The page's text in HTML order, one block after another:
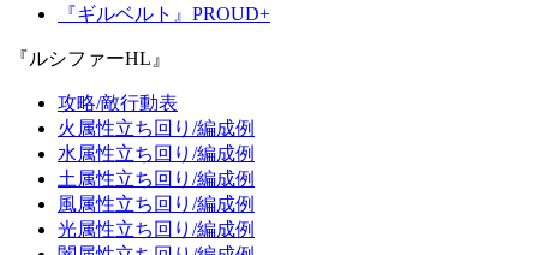
『ギルベルト』PROUD+
『ルシファーHL』
攻略/敵行動表
火属性立ち回り/編成例
水属性立ち回り/編成例
土属性立ち回り/編成例
風属性立ち回り/編成例
光属性立ち回り/編成例